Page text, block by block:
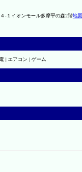
-１イオンモール多摩平の森2階地図
| エアコン | ゲーム